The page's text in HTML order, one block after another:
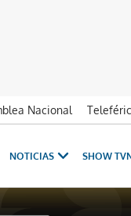
Nacional
NOTICIAS SHOW